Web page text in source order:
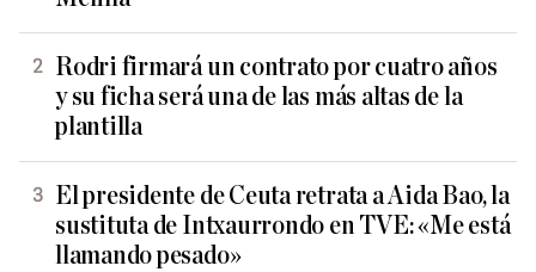
Rodri firmará un contrato por cuatro años
y su ficha será una de las más altas de la
plantilla
El presidente de Ceuta retrata a Aida Bao, la
sustituta de Intxaurrondo en TVE: «Me está
llamando pesado»